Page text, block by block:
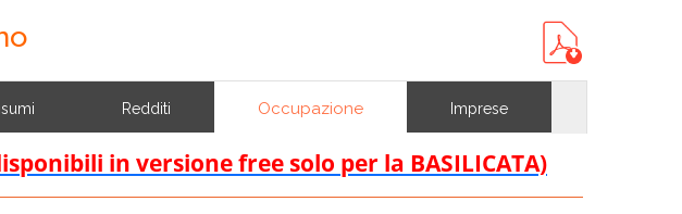
Redditi Occupazione Imprese
in versione free solo per la BASILICATA)